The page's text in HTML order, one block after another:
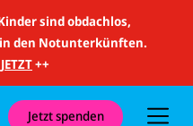
sind obdachlos,
den Notunterkünften.
++
Jetzt spenden
h
u